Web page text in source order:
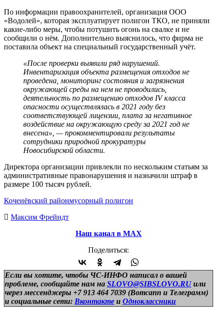
По информации правоохранителей, организация ООО
«Водолей», которая эксплуатирует полигон ТКО, не приняли
какие-либо меры, чтобы потушить огонь на свалке и не
сообщили о нём. Дополнительно выяснилось, что фирма не
поставила объект на специальный государственный учёт.
«После проверки выявили ряд нарушений.
Инвентаризация объекта размещения отходов не
проведена, мониторинг состояния и загрязнения
окружающей среды на нем не проводились,
деятельность по размещению отходов IV класса
опасности осуществлялась в 2021 году без
соответствующей лицензии, плата за негативное
воздействие на окружающую среду за 2021 год не
внесена», — прокомментировали результаты
сотрудники природной прокуратуры
Новосибирской области.
Директора организации привлекли по нескольким статьям за
административные правонарушения и назначили штраф в
размере 100 тысяч рублей.
Коченёвский районмусорный полигон
Максим Фрейндт
Наш канал в МАХ
Поделиться:
Если вы хотите, чтобы ЧС-ИНФО написал о вашей
проблеме, сообщайте нам на SLOVO@SIBSLOVO.RU или
через мессенджеры +7 913 464 7039 (Вотсапп и Телеграмм)
и социальные сети: Вконтакте и Одноклассники